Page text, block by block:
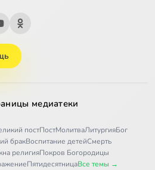
медиатеки
постПостМолитваЛитургияБог
бракВоспитание детейСмерть
религияПокров Богородицы
ПятидесятницаВсе темы →